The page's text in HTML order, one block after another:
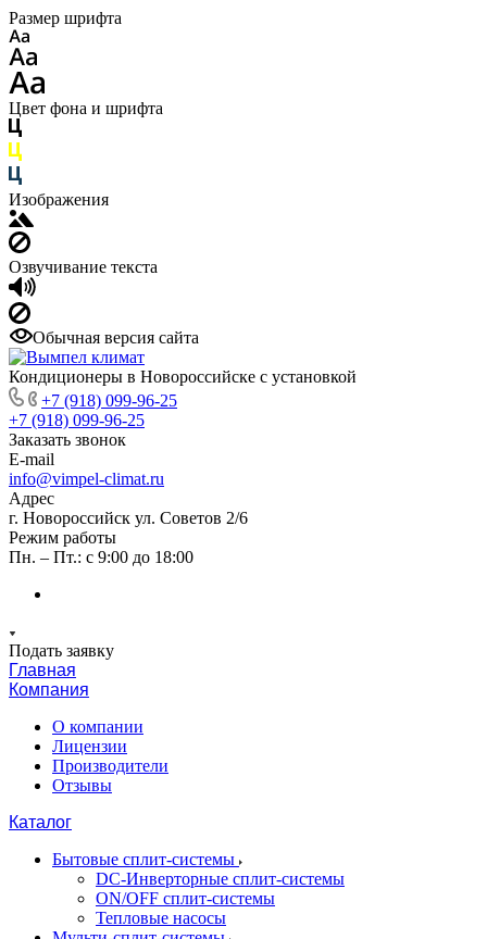
Размер шрифта
Цвет фона и шрифта
Изображения
Озвучивание текста
Обычная версия сайта
Кондиционеры в Новороссийске с установкой
+7 (918) 099-96-25
+7 (918) 099-96-25
Заказать звонок
E-mail
info@vimpel-climat.ru
Адрес
г. Новороссийск ул. Советов 2/6
Режим работы
Пн. – Пт.: с 9:00 до 18:00
Подать заявку
Главная
Компания
О компании
Лицензии
Производители
Отзывы
Каталог
Бытовые сплит-системы
DC-Инверторные сплит-системы
ON/OFF сплит-системы
Тепловые насосы